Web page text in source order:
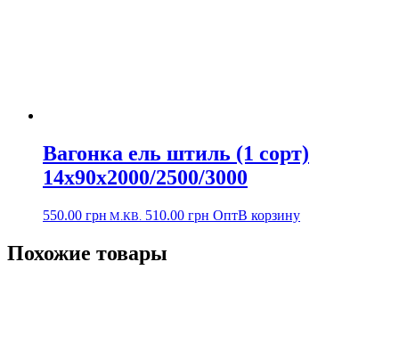
Вагонка ель штиль (1 сорт)
14х90х2000/2500/3000
550.00 грн М.КВ. 510.00 грн ОптВ корзину
Похожие товары